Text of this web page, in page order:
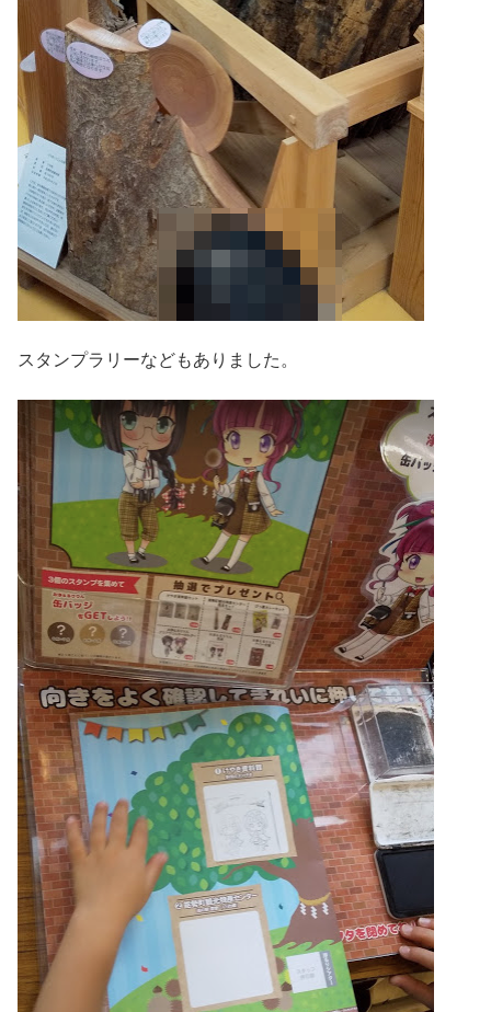
スタンプラリーなどもありました。